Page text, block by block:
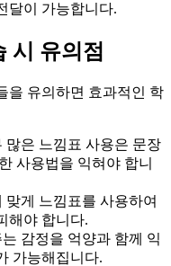
달이 가능합니다.
시 유의점
을 유의하면 효과적인 학
많은 느낌표 사용은 문장
사용법을 익혀야 합니
맞게 느낌표를 사용하여
해야 합니다.
감정을 억양과 함께 익
가능해집니다.